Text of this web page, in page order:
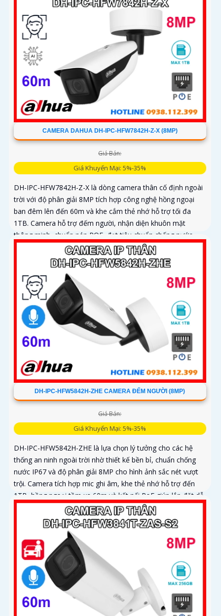
CAMERA DAHUA DH-IPC-HFW7842H-Z-X (8MP)
Giá Bán:
Giá Khuyến Mại: 5%-35%
DH-IPC-HFW7842H-Z-X là dòng camera thân cố định ngoài
trời với độ phân giải 8MP tích hợp công nghệ hồng ngoại
ban đêm lên đến 60m và khe cắm thẻ nhớ hỗ trợ tối đa
1TB. Camera hỗ trợ đếm người, nhận diện khuôn mặt
thông minh, chuẩn nén POE, đạt tiêu chuẩn chống nước
IP67, phù hợp cho các khu vực giám sát ngoài trời, hỗ trợ
tính năng quản lý chỗ đỗ xe hiệu quả cho các bãi giữ xe
DH-IPC-HFW5842H-ZHE CAMERA ĐẾM NGƯỜI (8MP)
Giá Bán:
Giá Khuyến Mại: 5%-35%
DH-IPC-HFW5842H-ZHE là lựa chọn lý tưởng cho các hệ
thống an ninh ngoài trời nhờ thiết kế bền bỉ, chuẩn chống
nước IP67 và độ phân giải 8MP cho hình ảnh sắc nét vượt
trội. Camera tích hợp mic ghi âm, khe thẻ nhớ hỗ trợ đến
1TB, hồng ngoại tầm xa 60m và kết nối PoE giúp lắp đặt dễ
dàng, tiết kiệm chi phí